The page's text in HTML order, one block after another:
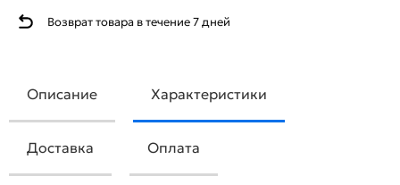
Возврат товара в течение 7 дней
Описание Характеристики
Доставка Оплата